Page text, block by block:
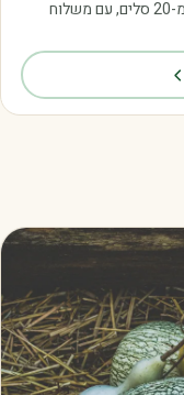
סלי פירות ממותגים לעובדים וללקוחות, מ-20 סלים, עם משלוח